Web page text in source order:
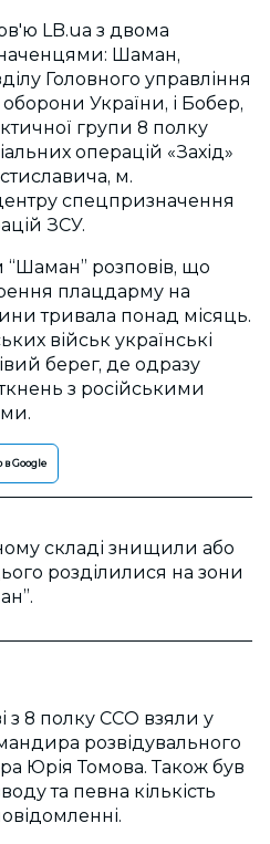
LB.ua з двома
Шаман,
Головного управління
оборони України, і Бобер,
групи 8 полку
операцій «Захід»
м.
спецпризначення
ЗСУ.
розповів, що
плацдарму на
тривала понад місяць.
військ українські
берег, де одразу
з російськими
в Google
складі знищили або
розділилися на зони
з 8 полку ССО взяли у
розвідувального
Юрія Томова. Також був
та певна кількість